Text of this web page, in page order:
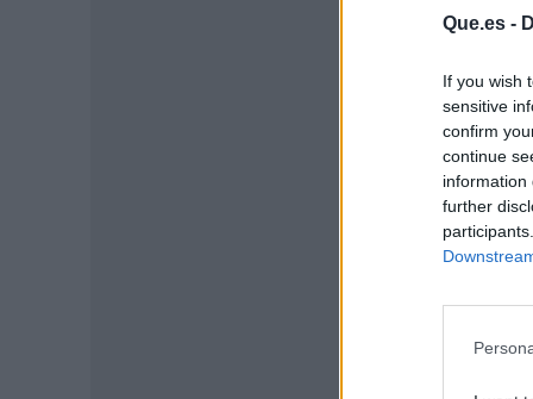
Que.es -
If you wish
sensitive
confirm
continue
information
further